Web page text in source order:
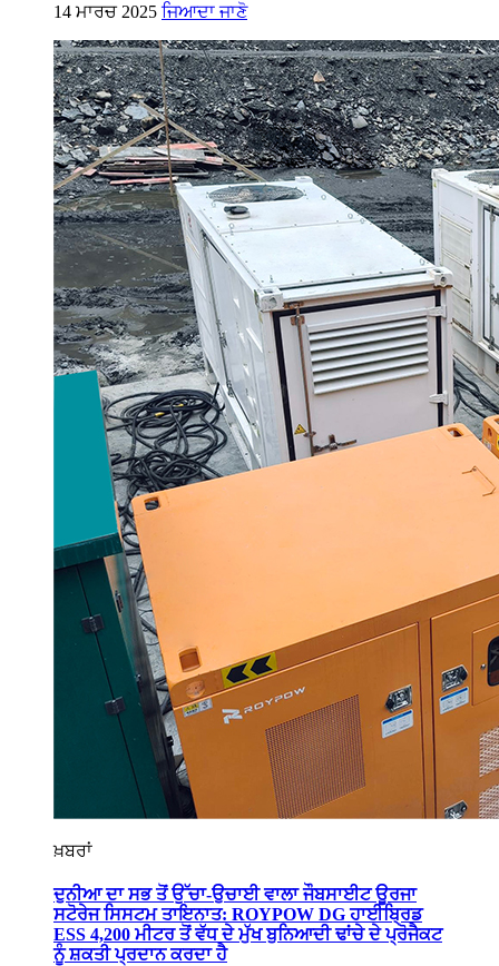
14 ਮਾਰਚ 2025 ਜਿਆਦਾ ਜਾਣੋ
ਖ਼ਬਰਾਂ
ਦੁਨੀਆ ਦਾ ਸਭ ਤੋਂ ਉੱਚਾ-ਉਚਾਈ ਵਾਲਾ ਜੌਬਸਾਈਟ ਊਰਜਾ
ਸਟੋਰੇਜ ਸਿਸਟਮ ਤਾਇਨਾਤ: ROYPOW DG ਹਾਈਬ੍ਰਿਡ
ESS 4,200 ਮੀਟਰ ਤੋਂ ਵੱਧ ਦੇ ਮੁੱਖ ਬੁਨਿਆਦੀ ਢਾਂਚੇ ਦੇ ਪ੍ਰੋਜੈਕਟ
ਨੂੰ ਸ਼ਕਤੀ ਪ੍ਰਦਾਨ ਕਰਦਾ ਹੈ